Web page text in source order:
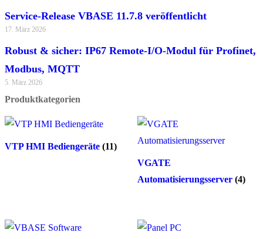
Service-Release VBASE 11.7.8 veröffentlicht
17. März 2026
Robust & sicher: IP67 Remote-I/O-Modul für Profinet,
Modbus, MQTT
5. März 2026
Produktkategorien
VTP HMI Bediengeräte (11)
VGATE
Automatisierungsserver (4)